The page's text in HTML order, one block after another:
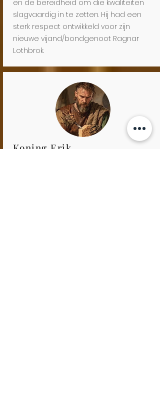
en de bereidheid om die kwaliteiten
slagvaardig in te zetten. Hij had een
sterk respect ontwikkeld voor zijn
nieuwe vijand/bondgenoot Ragnar
Lothbrok.
Koning Erik